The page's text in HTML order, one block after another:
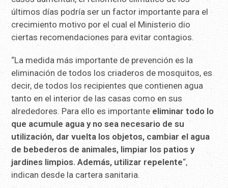
últimos días podría ser un factor importante para el
crecimiento motivo por el cual el Ministerio dio
ciertas recomendaciones para evitar contagios.
“La medida más importante de prevención es la
eliminación de todos los criaderos de mosquitos, es
decir, de todos los recipientes que contienen agua
tanto en el interior de las casas como en sus
alrededores. Para ello es importante eliminar todo lo
que acumule agua y no sea necesario de su
utilización, dar vuelta los objetos, cambiar el agua
de bebederos de animales, limpiar los patios y
jardines limpios. Además, utilizar repelente“,
indican desde la cartera sanitaria.